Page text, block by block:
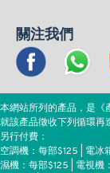
關注我們
本網站所列的產品，是《
就該產品徵收下列循環再
另行付費：
空調機：每部$125 | 電冰
濕機：每部$125 | 電視機